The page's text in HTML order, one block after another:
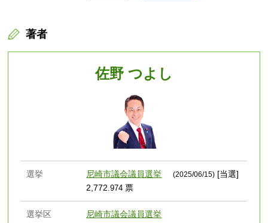
著者
佐野 つよし
選挙 尼崎市議会議員選挙 (2025/06/15) [当選]
2,772 .974 票
選挙区 尼崎市議会議員選挙